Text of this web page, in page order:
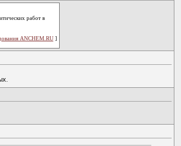
работ в
ANCHEM.RU]